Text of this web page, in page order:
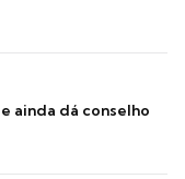
ainda dá conselho